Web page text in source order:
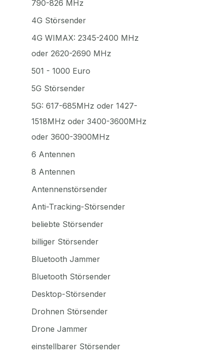
790-826 MHz
4G Störsender
4G WIMAX: 2345-2400 MHz
oder 2620-2690 MHz
501 - 1000 Euro
5G Störsender
5G: 617-685MHz oder 1427-
1518MHz oder 3400-3600MHz
oder 3600-3900MHz
6 Antennen
8 Antennen
Antennenstörsender
Anti-Tracking-Störsender
beliebte Störsender
billiger Störsender
Bluetooth Jammer
Bluetooth Störsender
Desktop-Störsender
Drohnen Störsender
Drone Jammer
einstellbarer Störsender